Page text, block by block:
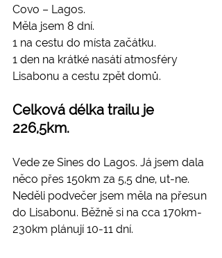
Covo – Lagos.
Měla jsem 8 dní.
1 na cestu do místa začátku.
1 den na krátké nasátí atmosféry
Lisabonu a cestu zpět domů.
Celková délka trailu je
226,5km.
Vede ze Sines do Lagos. Já jsem dala
něco přes 150km za 5,5 dne, ut-ne.
Neděli podvečer jsem měla na přesun
do Lisabonu. Běžně si na cca 170km-
230km plánují 10-11 dní.